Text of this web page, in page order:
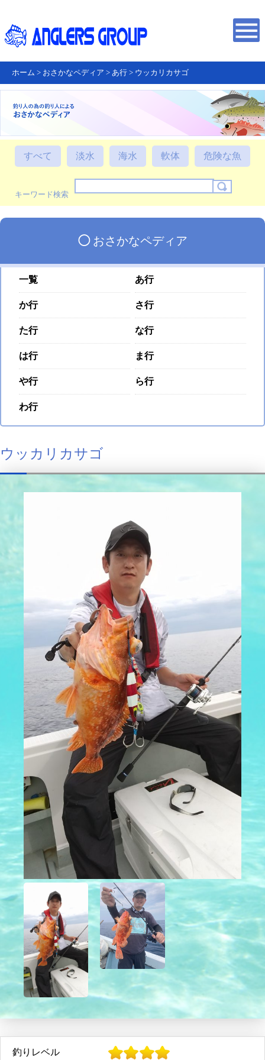
ホーム > おさかなペディア > あ行 > ウッカリカサゴ
すべて 淡水 海水 軟体 危険な魚
キーワード検索
◯おさかなペディア
一覧 あ行
か行 さ行
た行 な行
は行 ま行
や行 ら行
わ行
ウッカリカサゴ
釣りレベル